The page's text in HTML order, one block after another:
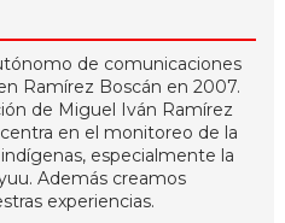
de comunicaciones
Ramírez Boscán en 2007.
de Miguel Iván Ramírez
en el monitoreo de la
especialmente la
Además creamos
experiencias.